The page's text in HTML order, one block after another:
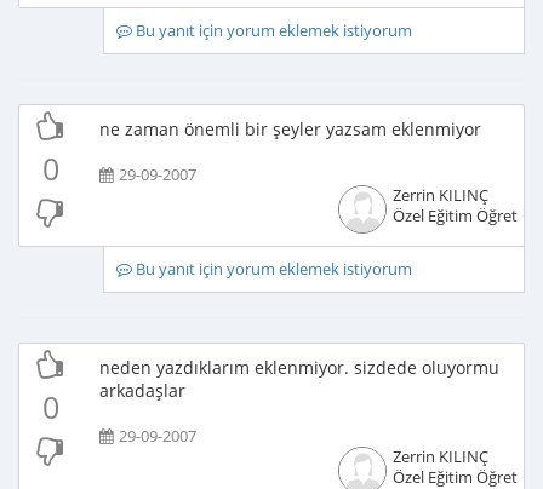
Bu yanıt için yorum eklemek istiyorum
0
ne zaman önemli bir şeyler yazsam eklenmiyor
29-09-2007
Zerrin KILINÇ
Özel Eğitim
Bu yanıt için yorum eklemek istiyorum
0
neden yazdıklarım eklenmiyor. sizdede oluyormu
arkadaşlar
29-09-2007
Zerrin KILINÇ
Özel Eğitim